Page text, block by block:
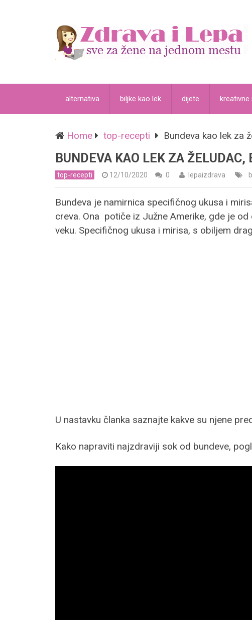
alternativa biljke kao lek dijete kreativne
Home top-recepti Bundeva kao lek za
BUNDEVA KAO LEK ZA
top-recepti 12/10/2020 0 lepaizdrava
Bundeva je namirnica specifičnog ukusa i
creva. Ona potiče iz Južne Amerike, gde je
veku. Specifičnog ukusa i mirisa, s obiljem
U nastavku članka saznajte kakve su njene
Kako napraviti najzdraviji sok od bundeve,